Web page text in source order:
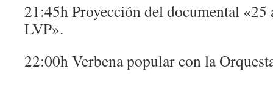
21:45h Proyección del documental «25
LVP».
22:00h Verbena popular con la